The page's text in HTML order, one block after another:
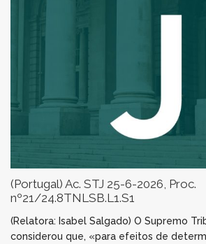
(Portugal) Ac. STJ 25-6-2026, Proc.
nº21/24.8TNLSB.L1.S1
(Relatora: Isabel Salgado) O Supremo
considerou que, «para efeitos de